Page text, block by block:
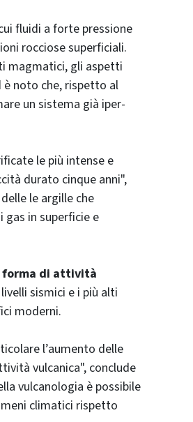
fluidi a forte pressione
rocciose superficiali.
magmatici, gli aspetti
noto che, rispetto al
un sistema già iper-
le più intense e
durato cinque anni",
le argille che
gas in superficie e
di attività
sismici e i più alti
moderni.
l’aumento delle
vulcanica", conclude
vulcanologia è possibile
climatici rispetto